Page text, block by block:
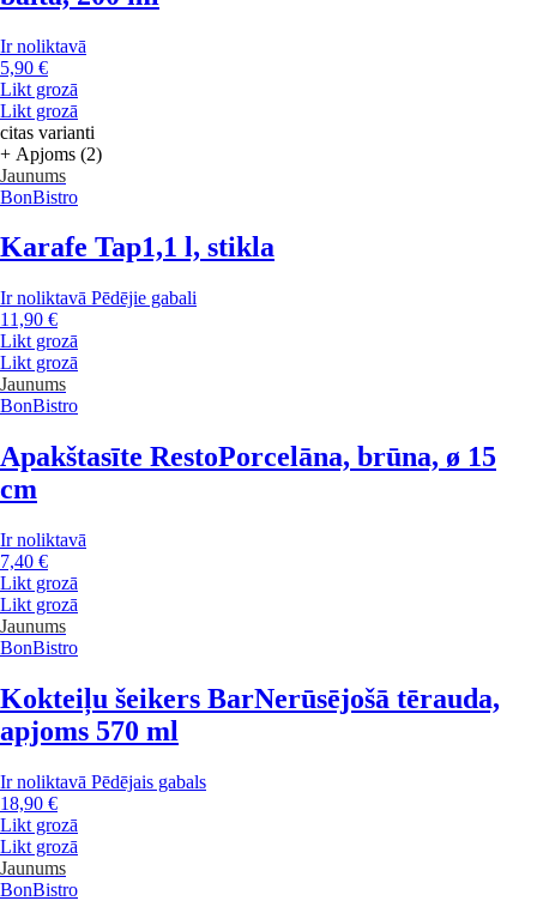
Ir noliktavā
5,90 €
Likt grozā
Likt grozā
citas varianti
+ Apjoms (2)
Jaunums
BonBistro
Karafe Tap1,1 l, stikla
Ir noliktavā Pēdējie gabali
11,90 €
Likt grozā
Likt grozā
Jaunums
BonBistro
Apakštasīte RestoPorcelāna, brūna, ø 15
cm
Ir noliktavā
7,40 €
Likt grozā
Likt grozā
Jaunums
BonBistro
Kokteiļu šeikers BarNerūsējošā tērauda,
apjoms 570 ml
Ir noliktavā Pēdējais gabals
18,90 €
Likt grozā
Likt grozā
Jaunums
BonBistro